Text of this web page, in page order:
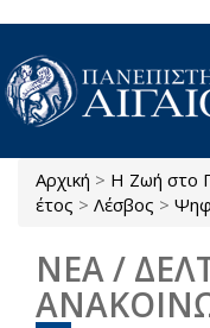
Παράκαμψη προς το
Είστε εδώ
Αρχική > Η Ζωή στο
έτος > Λέσβος >
ΝΕΑ /